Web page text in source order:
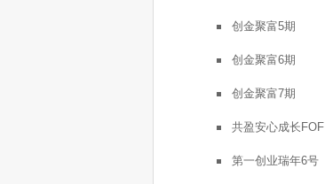
创金聚富5期
创金聚富6期
创金聚富7期
共盈安心成长FOF
第一创业瑞年6号